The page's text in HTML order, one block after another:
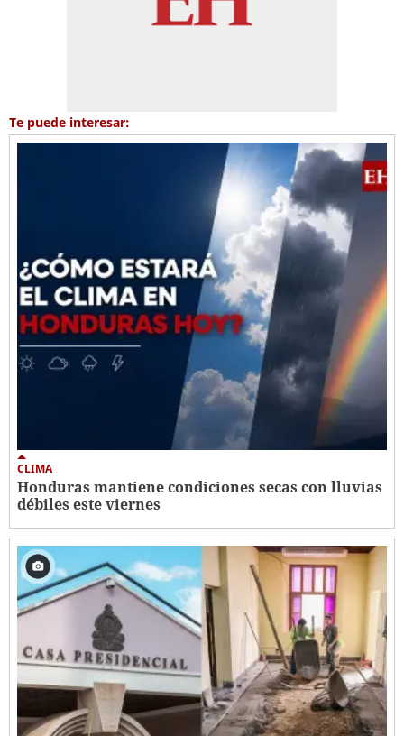
Te puede interesar:
CLIMA
Honduras mantiene condiciones secas con lluvias
débiles este viernes